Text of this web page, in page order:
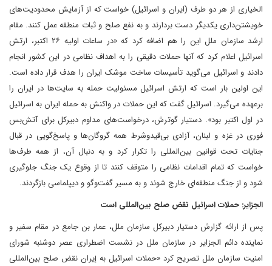
الخیاری از هر دو طرف (ایران و اسرائیل) خواست که از آزمایش محدودیت‌های
خویشتن‌داری یکدیگر دست بردارند و به نفع صلح و ثبات منطقه عمل کنند. مقام
ارشد سازمان ملل این را هم اضافه کرد که «در ساعات اولیه ۲۶ اکتبر، ارتش
اسرائیل اعلام کرد که آنها حملات دقیقی را به اهداف نظامی در این کشور انجام
دادند و اسرائیل می‌گوید تأسیسات ساخت موشک ایران را هدف قرار داده است.
این اولین بار است که ارتش اسرائیل مسئولیت حمله به سایت‌ها در ایران را
برعهده می‌گیرد. اسرائیل گفت که این حملات در واکنش به حمله ایران به اسرائیل
در اول اکتبر بود». دستیار گوترش، درخواست‌های مداوم دبیرکل برای آتش‌بس
فوری در غزه و لبنان، آزادی بی‌قیدوشرط همه گروگان‌ها و پاسخ‌گویی در قبال
جنایات تحت قوانین بین‌المللی را تکرار کرد و به دنبال آن، از همه طرف‌ها
خواست که تمام اقدامات نظامی را متوقف کنند تا از وقوع یک جنگ جلوگیری
شود و از جنگ منطقه‌ای خارج شوند و به مسیر گفت‌وگو و دیپلماسی بازگردند.
الجزایر: حملات اسرائیل نقض صلح بین‌المللی است
پس از ارائه گزارش دستیار دبیرکل سازمان ملل، عمار بن جامع در مقام سفیر و
نماینده دائم الجزایر در سازمان ملل در نشست اضطراری عصر دوشنبه شورای
امنیت سازمان ملل تصریح کرد «حملات اسرائیل به إیران نقض صلح بین‌المللی